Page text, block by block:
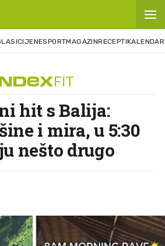
CIJENESPORTMAGAZINRECEPTIKALENDAR
hit s Balija:
i mira, u 5:30
nešto drugo